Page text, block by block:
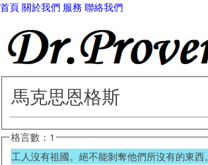
首頁關於我們 服務 聯絡我們
馬克思恩格斯
格言數：1
工人沒有祖國。絕不能剝奪他們所沒有的東西。